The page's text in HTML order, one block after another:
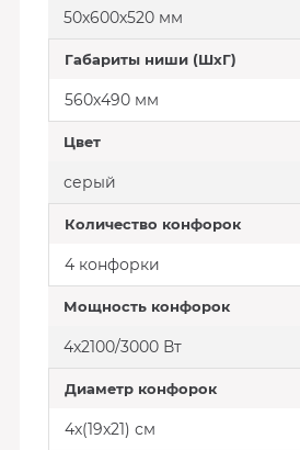
50х600х520 мм
Габариты ниши (ШхГ)
560х490 мм
Цвет
серый
Количество конфорок
4 конфорки
Мощность конфорок
4х2100/3000 Вт
Диаметр конфорок
4х(19х21) см